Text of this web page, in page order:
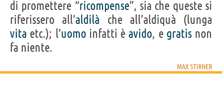
di promettere “ricompense”, sia che queste si
riferissero all’aldilà che all’aldiquà (lunga
vita etc.); l’uomo infatti è avido, e gratisnon
fa niente.
MAX STIRNER